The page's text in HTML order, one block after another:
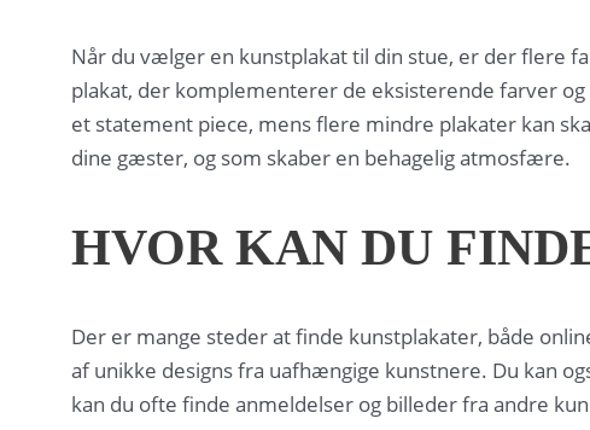
Når du vælger en kunstplakat til din stue, er der flere
plakat, der komplementerer de eksisterende farver
et statement piece, mens flere mindre plakater kan
dine gæster, og som skaber en behagelig atmosfære.
HVOR KAN DU
Der er mange steder at finde kunstplakater, både
af unikke designs fra uafhængige kunstnere. Du kan
kan du ofte finde anmeldelser og billeder fra andre